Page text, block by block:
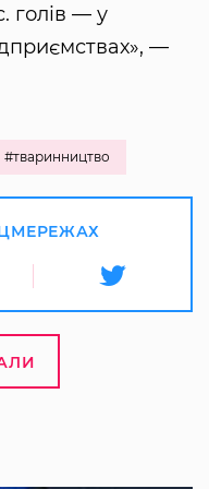
голів — у
—
#тваринництво